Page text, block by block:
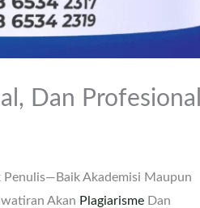
Dan Profesional
Penulis—Baik Akademisi Maupun
Akan PlagiarismeDan